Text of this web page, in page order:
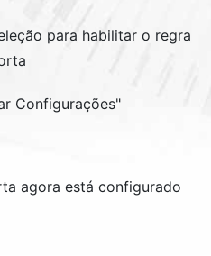
para habilitar o regra
Configurações"
agora está configurado